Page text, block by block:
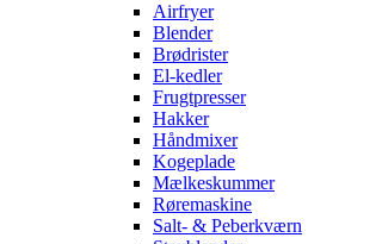
Airfryer
Blender
Brødrister
El-kedler
Frugtpresser
Hakker
Håndmixer
Kogeplade
Mælkeskummer
Røremaskine
Salt- & Peberkværn